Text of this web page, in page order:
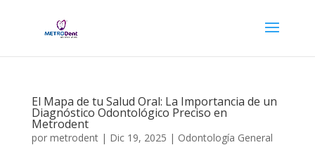
El Mapa de tu Salud Oral: La Importancia de un
Diagnóstico Odontológico Preciso en
Metrodent
por metrodent| Dic 19, 2025 | Odontología General